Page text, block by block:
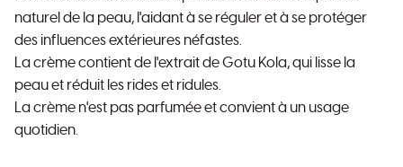
naturel de la peau, l'aidant à se réguler et à se protéger
des influences extérieures néfastes.
La crème contient de l'extrait de Gotu Kola, qui lisse la
peau et réduit les rides et ridules.
La crème n'est pas parfumée et convient à un usage
quotidien.